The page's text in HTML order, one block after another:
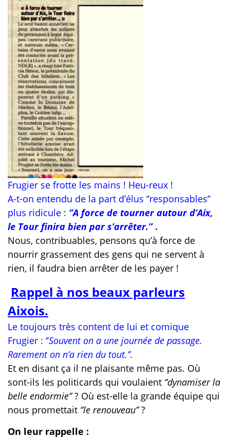
Frugier se frotte les mains ! Heu-reux !
A-t-on entendu de la part d’élus ‘’responsables’’
plus ridicule : ‘’A force de tourner autour d’Aix,
le Tour finira bien par s’arrêter.’’.
Nous, contribuables, pensons qu’à force de
nourrir grassement des gens qui ne servent à
rien, il faudra bien arrêter de les payer !
Rappel à nos beaux parleurs
Aixois.
Le toujours très content de lui et comique
Frugier : ‘’Souvent on a une journée de passage.
Rarement on n’a rien du tout.’’.
Et en disant ça il ne plaisante même pas. Où
sont-ils les politicards qui voulaient ‘’dynamiser la
belle endormie’’? Où est-elle la grande équipe qui
nous promettait ‘’le renouveau’’?
On leur rappelle :